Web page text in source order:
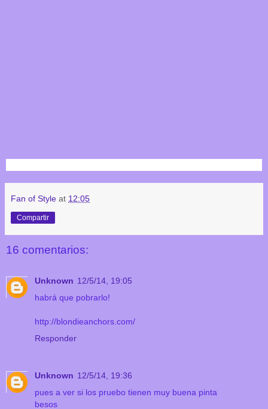
Fan of Style at 12:05
Compartir
16 comentarios:
Unknown 12/5/14, 19:05
habrá que pobrarlo!
http://blondieanchors.com/
Responder
Unknown 12/5/14, 19:36
pues a ver si los pruebo tienen muy buena pinta
besos